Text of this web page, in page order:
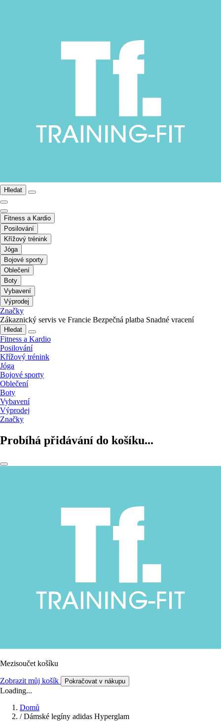
Hledat
Fitness a Kardio
Posilování
Křížový trénink
Jóga
Bojové sporty
Oblečení
Boty
Vybavení
Výprodej
Značky
Zákaznický servis ve Francie Bezpečná platba Snadné vracení
Hledat
Fitness a Kardio
Posilování
Křížový trénink
Jóga
Bojové sporty
Oblečení
Boty
Vybavení
Výprodej
Značky
Probíhá přidávání do košíku...
Mezisoučet košíku
Zobrazit můj košík Pokračovat v nákupu
Loading...
Domů
/ Dámské legíny adidas Hyperglam